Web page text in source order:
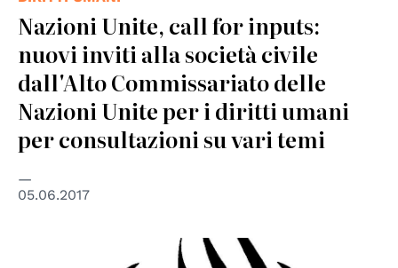
Nazioni Unite, call for inputs:
nuovi inviti alla società civile
dall'Alto Commissariato delle
Nazioni Unite per i diritti umani
per consultazioni su vari temi
05.06.2017